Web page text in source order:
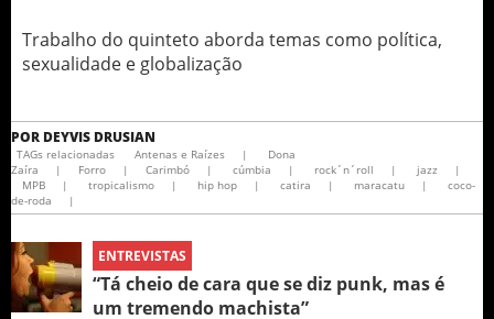
Trabalho do quinteto aborda temas como política,
sexualidade e globalização
POR DEYVIS DRUSIAN
TAGs relacionadas Antenas e Raízes |
Dona
Zaíra
| Forro | Carimbó | cúmbia | rock´n´roll | jazz
|
MPB
| tropicalismo | hip hop | catira | maracatu |
coco-
de-roda
|
ENTREVISTAS
“Tá cheio de cara que se diz punk, mas é
um tremendo machista”